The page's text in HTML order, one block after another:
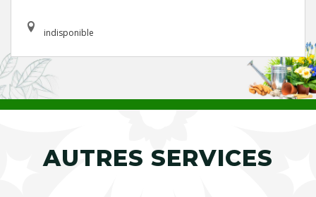
indisponible
AUTRES SERVICES